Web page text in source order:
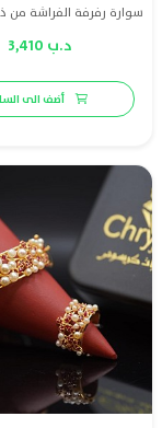
د.ب 3,410
أضف الى السلة